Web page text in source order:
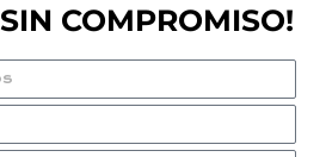
SIN COMPROMISO!